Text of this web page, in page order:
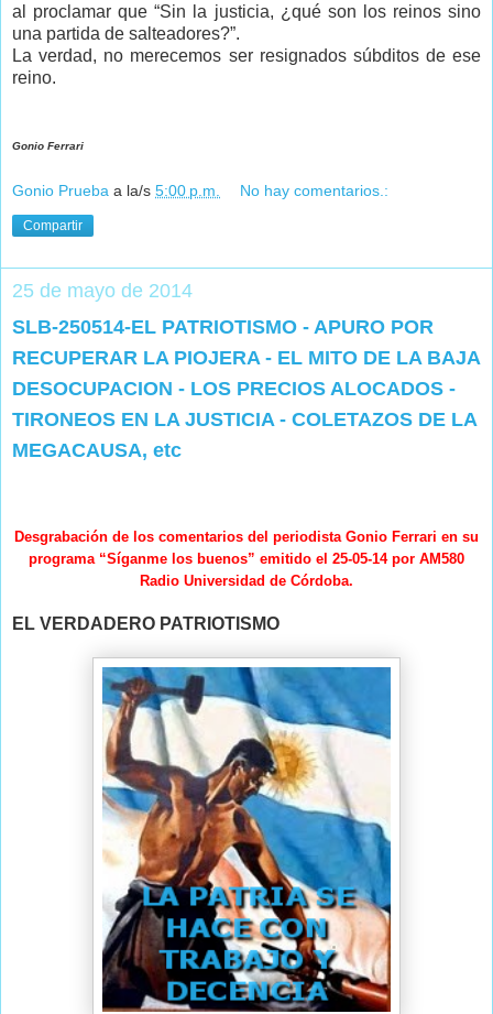
al proclamar que “Sin la justicia, ¿qué son los reinos sino
una partida de salteadores?”.
La verdad, no merecemos ser resignados súbditos de ese
reino.
Gonio Ferrari
Gonio Prueba a la/s 5:00 p.m. No hay comentarios.:
Compartir
25 de mayo de 2014
SLB-250514-EL PATRIOTISMO - APURO POR
RECUPERAR LA PIOJERA - EL MITO DE LA BAJA
DESOCUPACION - LOS PRECIOS ALOCADOS -
TIRONEOS EN LA JUSTICIA - COLETAZOS DE LA
MEGACAUSA, etc
Desgrabación de los comentarios del periodista Gonio Ferrari en su
programa “Síganme los buenos” emitido el 25-05-14 por AM580
Radio Universidad de Córdoba.
EL VERDADERO PATRIOTISMO